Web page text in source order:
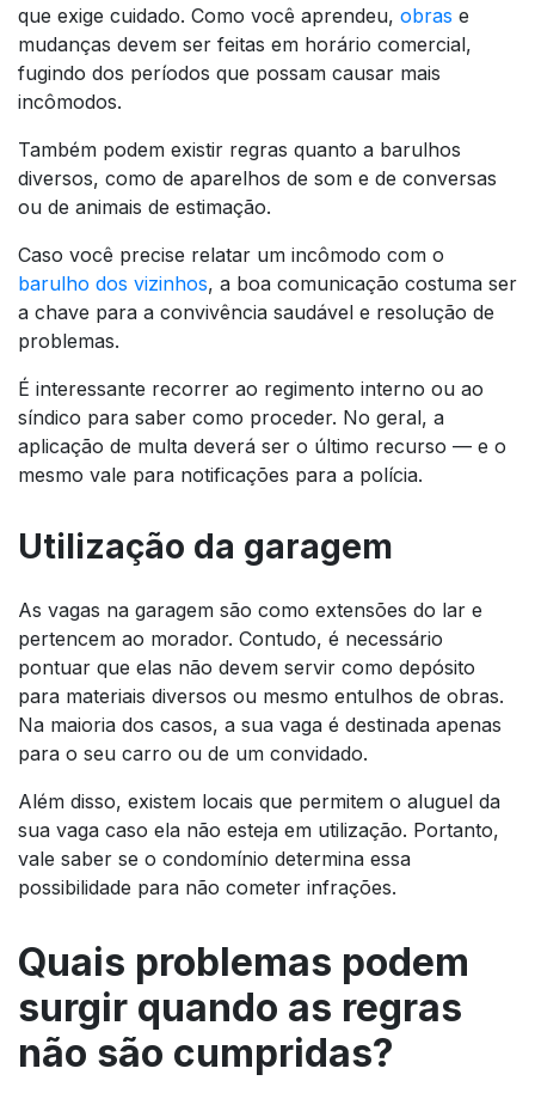
que exige cuidado. Como você aprendeu, obras e
mudanças devem ser feitas em horário comercial,
fugindo dos períodos que possam causar mais
incômodos.
Também podem existir regras quanto a barulhos
diversos, como de aparelhos de som e de conversas
ou de animais de estimação.
Caso você precise relatar um incômodo com o
barulho dos vizinhos, a boa comunicação costuma ser
a chave para a convivência saudável e resolução de
problemas.
É interessante recorrer ao regimento interno ou ao
síndico para saber como proceder. No geral, a
aplicação de multa deverá ser o último recurso — e o
mesmo vale para notificações para a polícia.
Utilização da garagem
As vagas na garagem são como extensões do lar e
pertencem ao morador. Contudo, é necessário
pontuar que elas não devem servir como depósito
para materiais diversos ou mesmo entulhos de obras.
Na maioria dos casos, a sua vaga é destinada apenas
para o seu carro ou de um convidado.
Além disso, existem locais que permitem o aluguel da
sua vaga caso ela não esteja em utilização. Portanto,
vale saber se o condomínio determina essa
possibilidade para não cometer infrações.
Quais problemas podem
surgir quando as regras
não são cumpridas?